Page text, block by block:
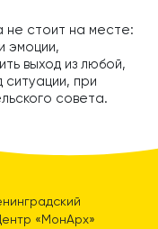
не стоит на месте:
эмоции,
выход из любой,
при
совета.
«МонАрх»